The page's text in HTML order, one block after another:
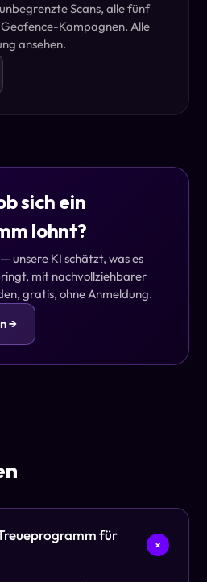
Scans, alle fünf
Kampagnen. Alle
ansehen.
sich ein
lohnt?
unsere KI schätzt, was es
mit nachvollziehbarer
gratis, ohne Anmeldung.
→
für
+